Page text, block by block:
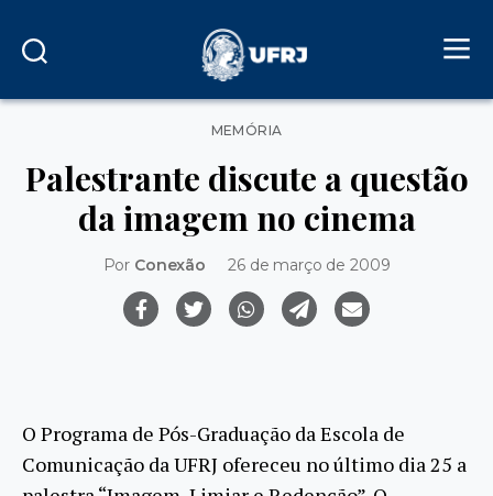
Categorias
MEMÓRIA
Palestrante discute a questão
da imagem no cinema
Por Conexão 26 de março de 2009
O Programa de Pós-Graduação da Escola de
Comunicação da UFRJ ofereceu no último dia 25 a